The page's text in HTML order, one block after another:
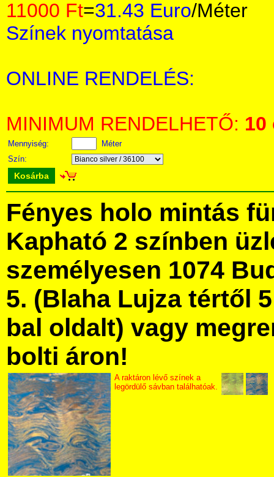
11000 Ft=31.43 Euro/Méter
Színek nyomtatása
ONLINE RENDELÉS:
MINIMUM RENDELHETŐ: 10
Mennyiség:
Méter
Szín:
Kosárba
Fényes holo mintás
Kapható 2 színben
személyesen 1074
5. (Blaha Lujza tértől
bal oldalt) vagy
bolti áron!
A raktáron lévő színek a
legördülő sávban találhatóak.